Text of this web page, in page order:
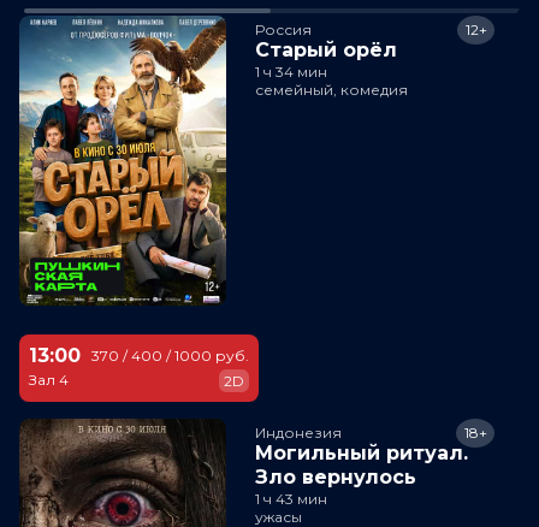
Россия
Старый орёл
12+
1 ч 34 мин
семейный, комедия
13:00
Зал 4
370 / 400 / 1000 руб.
2D
Индонезия
Могильный ритуал.
Зло вернулось
18+
1 ч 43 мин
ужасы